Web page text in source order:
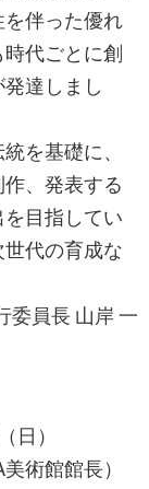
伴った優れ
代ごとに創
達しまし
を基礎に、
、発表する
目指してい
代の育成な
委員長 山岸 一
日）
術館館長）